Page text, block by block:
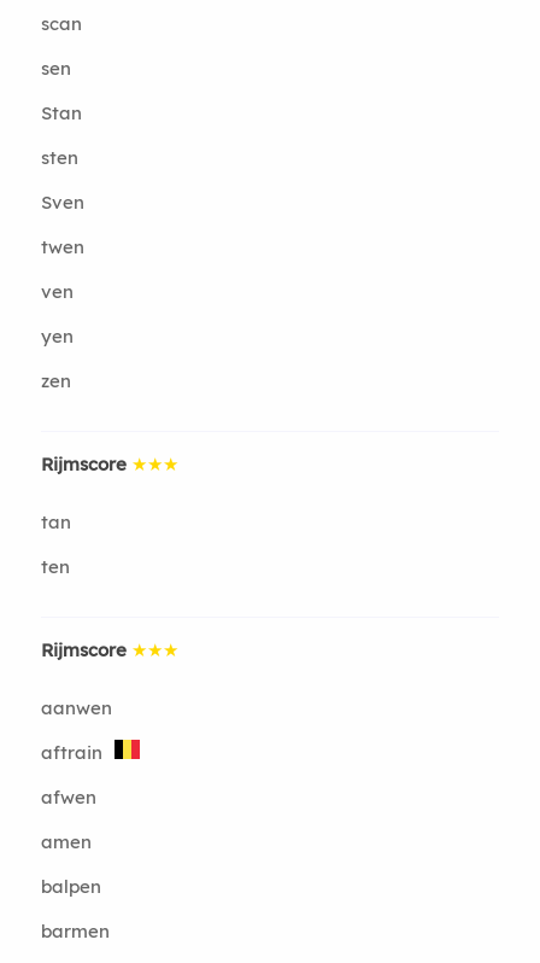
scan
sen
Stan
sten
Sven
twen
ven
yen
zen
Rijmscore ★★★
tan
ten
Rijmscore ★★★
aanwen
aftrain
afwen
amen
balpen
barmen